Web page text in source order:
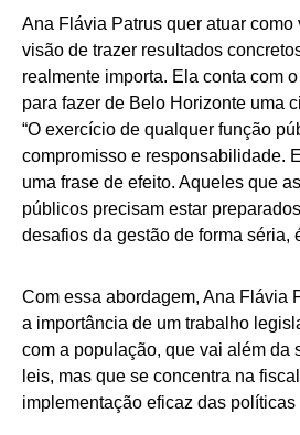
Ana Flávia Patrus quer atuar como
visão de trazer resultados
realmente importa. Ela conta com
para fazer de Belo Horizonte uma
“O exercício de qualquer função
compromisso e responsabilidade.
uma frase de efeito. Aqueles que
públicos precisam estar
desafios da gestão de forma séria,
Com essa abordagem, Ana Flávia
a importância de um trabalho
com a população, que vai além da
leis, mas que se concentra na
implementação eficaz das